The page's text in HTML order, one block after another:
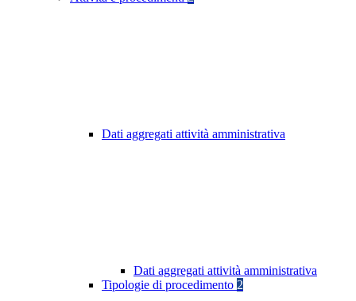
Dati aggregati attività amministrativa
Dati aggregati attività amministrativa
Tipologie di procedimento 2